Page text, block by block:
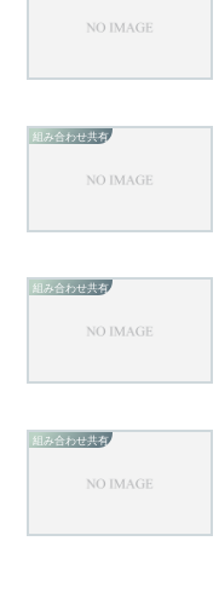
組み合わせ共有
組み合わせ共有
組み合わせ共有